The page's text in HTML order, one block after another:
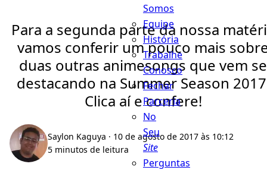
Somos
Equipe
História
Trabalhe
Conosco
Fechar
Parceria
No
Seu
Site
Perguntas
Para a segunda parte da nossa
vamos conferir um pouco mais
duas outras animesongs que vem se
destacando na Summer Season
Clica aí e confere!
Saylon Kaguya · 10 de agosto de 2017 às 10:12
5 minutos de leitura